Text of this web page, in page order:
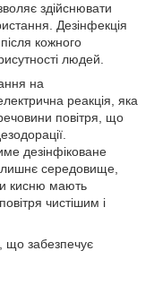
здійснювати
Дезінфекція
кожного
людей.
на
реакція, яка
повітря, що
дезінфіковане
середовище,
кисню мають
чистішим і
що забезпечує